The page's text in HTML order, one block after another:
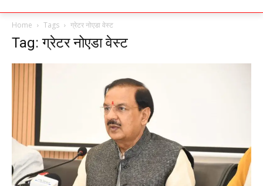
Home Tags ग्रेटर नोएडा वेस्ट
Tag: ग्रेटर नोएडा वेस्ट